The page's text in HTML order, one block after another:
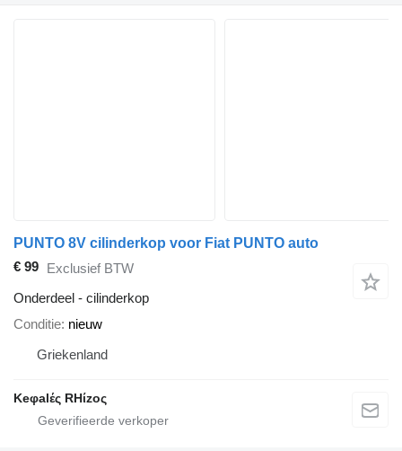
PUNTO 8V cilinderkop voor Fiat PUNTO auto
€ 99 Exclusief BTW
Onderdeel - cilinderkop
Conditie nieuw
Griekenland
Keφalές RHίzoς